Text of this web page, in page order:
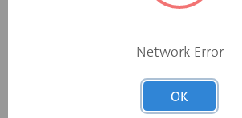
Elektromotor 230 V
Network Error
OK